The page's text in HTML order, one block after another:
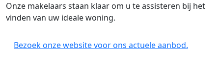
Onze makelaars staan klaar om u te assisteren bij het
vinden van uw ideale woning.
Bezoek onze website voor ons actuele aanbod.